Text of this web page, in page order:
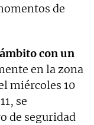
de
con un
en la zona
miércoles 10
se
de seguridad